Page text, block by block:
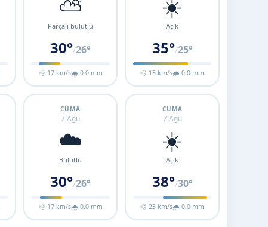
Parçalı bulutlu
30°/26°
💨 17 km/s🌧 0.0 mm
Açık
35°/25°
💨 13 km/s🌧 0.0 mm
CUMA
7 Ağu
☁️
Bulutlu
30°/26°
💨 17 km/s🌧 0.0 mm
CUMA
7 Ağu
☀️
Açık
38°/30°
💨 23 km/s🌧 0.0 mm